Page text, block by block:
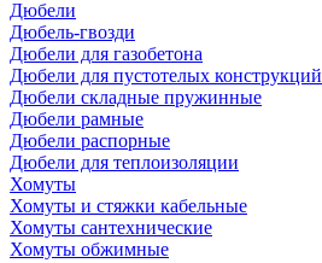
Дюбели
Дюбель-гвозди
Дюбели для газобетона
Дюбели для пустотелых конструкций
Дюбели складные пружинные
Дюбели рамные
Дюбели распорные
Дюбели для теплоизоляции
Хомуты
Хомуты и стяжки кабельные
Хомуты сантехнические
Хомуты обжимные